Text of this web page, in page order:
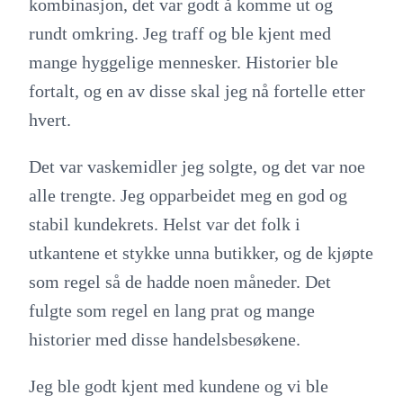
kombinasjon, det var godt å komme ut og
rundt omkring. Jeg traff og ble kjent med
mange hyggelige mennesker. Historier ble
fortalt, og en av disse skal jeg nå fortelle etter
hvert.
Det var vaskemidler jeg solgte, og det var noe
alle trengte. Jeg opparbeidet meg en god og
stabil kundekrets. Helst var det folk i
utkantene et stykke unna butikker, og de kjøpte
som regel så de hadde noen måneder. Det
fulgte som regel en lang prat og mange
historier med disse handelsbesøkene.
Jeg ble godt kjent med kundene og vi ble